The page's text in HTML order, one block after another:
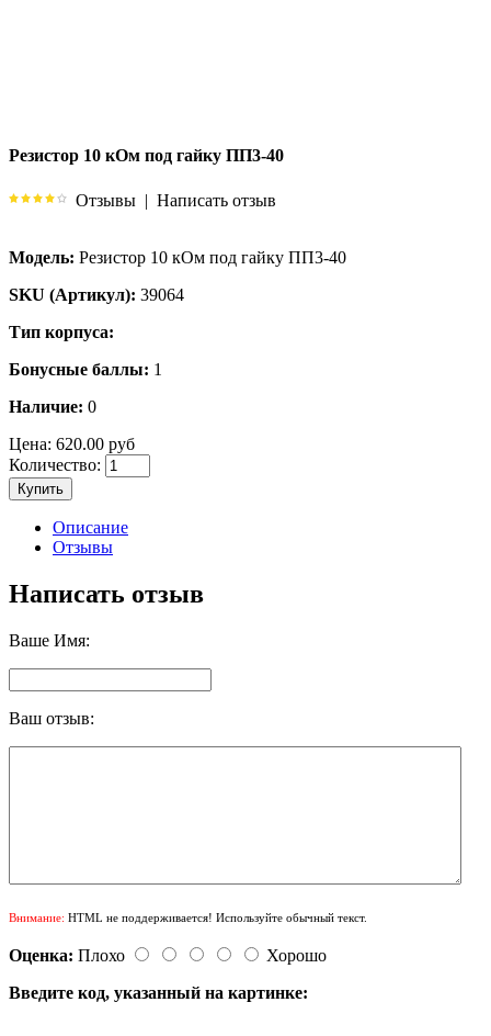
Резистор 10 кОм под гайку ПП3-40
Отзывы | Написать отзыв
Модель: Резистор 10 кОм под гайку ПП3-40
SKU (Артикул): 39064
Тип корпуса:
Бонусные баллы: 1
Наличие: 0
Цена: 620.00 руб
Количество:
Купить
Описание
Отзывы
Написать отзыв
Ваше Имя:
Ваш отзыв:
Внимание: HTML не поддерживается! Используйте обычный текст.
Оценка: Плохо
Хорошо
Введите код, указанный на картинке: